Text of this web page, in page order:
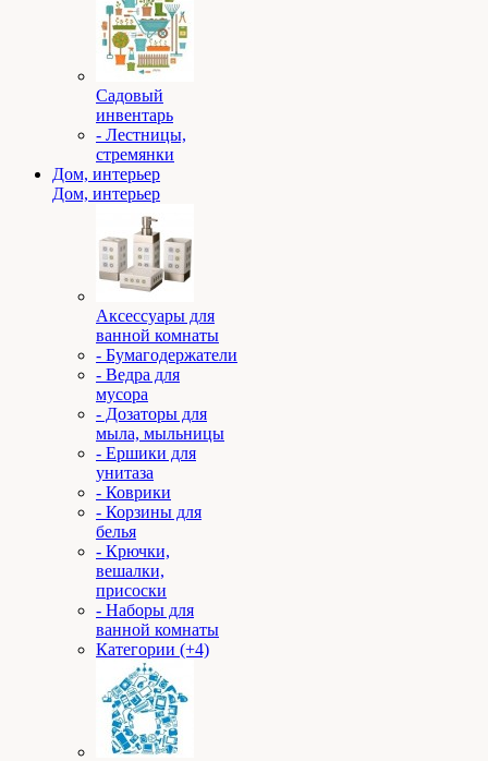
Садовый
инвентарь
- Лестницы,
стремянки
Дом, интерьер
Дом, интерьер
Аксессуары для
ванной комнаты
- Бумагодержатели
- Ведра для
мусора
- Дозаторы для
мыла, мыльницы
- Ершики для
унитаза
- Коврики
- Корзины для
белья
- Крючки,
вешалки,
присоски
- Наборы для
ванной комнаты
Категории (+4)